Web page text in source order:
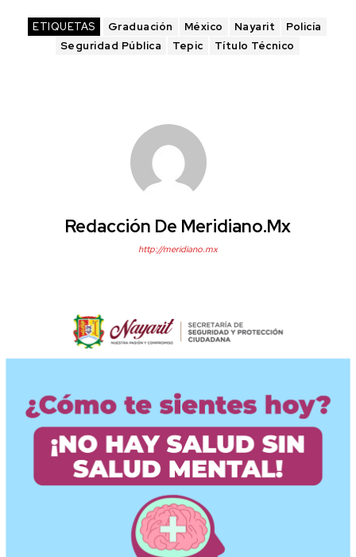
ETIQUETAS Graduación México Nayarit
Policía
Seguridad Pública
Tepic Título Técnico
Redacción De Meridiano.mx
http://meridiano.mx